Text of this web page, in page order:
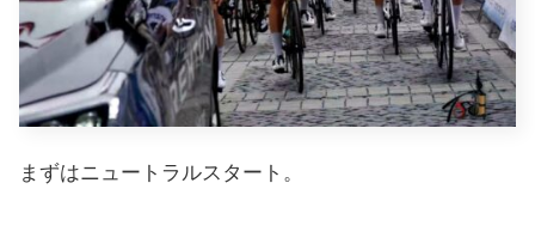
まずはニュートラルスタート。